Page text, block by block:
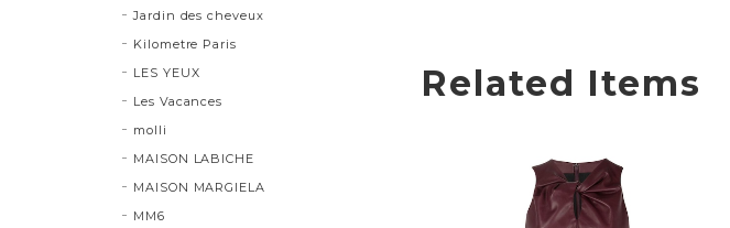
Related Items
Jardin des cheveux
Kilometre Paris
LES YEUX
Les Vacances
molli
MAISON LABICHE
MAISON MARGIELA
MM6